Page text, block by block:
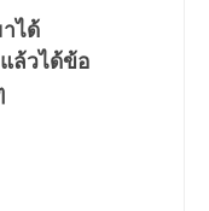
ได้
ล้วได้ข้อ